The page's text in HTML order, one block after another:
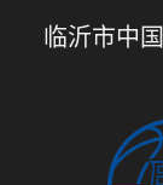
临沂市中